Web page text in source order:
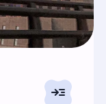
read_more